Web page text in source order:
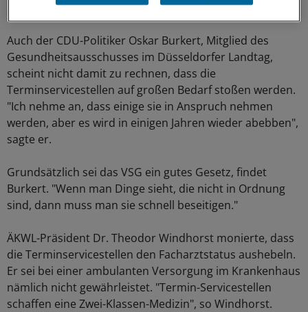
Lob für das VSG
Auch der CDU-Politiker Oskar Burkert, Mitglied des
Gesundheitsausschusses im Düsseldorfer Landtag,
scheint nicht damit zu rechnen, dass die
Terminservicestellen auf großen Bedarf stoßen werden.
"Ich nehme an, dass einige sie in Anspruch nehmen
werden, aber es wird in einigen Jahren wieder abebben",
sagte er.
Grundsätzlich sei das VSG ein gutes Gesetz, findet
Burkert. "Wenn man Dinge sieht, die nicht in Ordnung
sind, dann muss man sie schnell beseitigen."
ÄKWL-Präsident Dr. Theodor Windhorst monierte, dass
die Terminservicestellen den Facharztstatus aushebeln.
Er sei bei einer ambulanten Versorgung im Krankenhaus
nämlich nicht gewährleistet. "Termin-Servicestellen
schaffen eine Zwei-Klassen-Medizin", so Windhorst.